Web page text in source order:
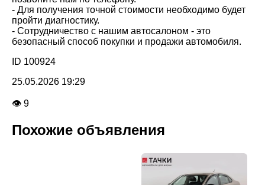
- Для получения точной стоимости необходимо будет
пройти диагностику.
- Сотрудничество с нашим автосалоном - это
безопасный способ покупки и продажи автомобиля.
ID 100924
25.05.2026 19:29
👁 9
Похожие объявления